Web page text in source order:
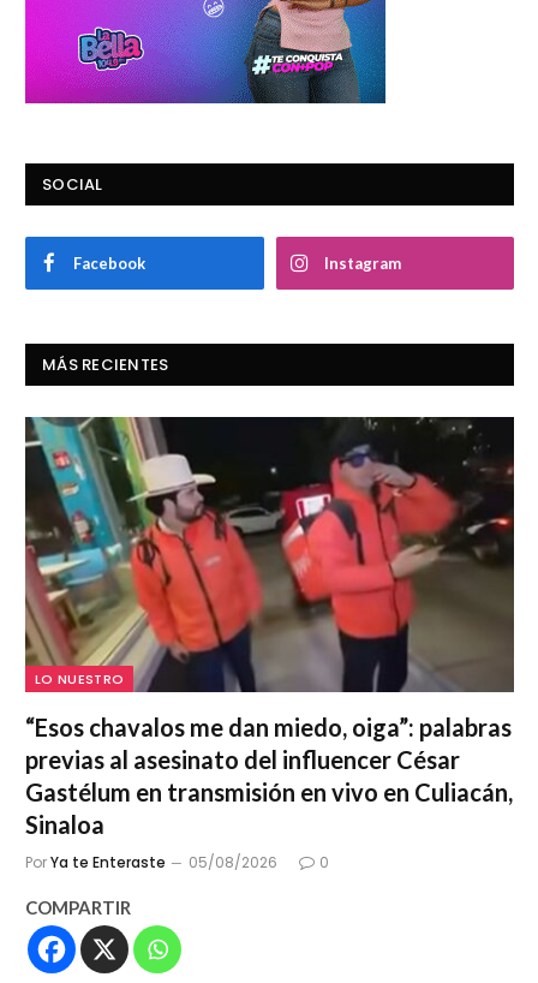
SOCIAL
Facebook Instagram
MÁS RECIENTES
LO NUESTRO
“Esos chavalos me dan miedo, oiga”: palabras
previas al asesinato del influencer César
Gastélum en transmisión en vivo en Culiacán,
Sinaloa
PorYa te Enteraste 05/08/2026 0
COMPARTIR